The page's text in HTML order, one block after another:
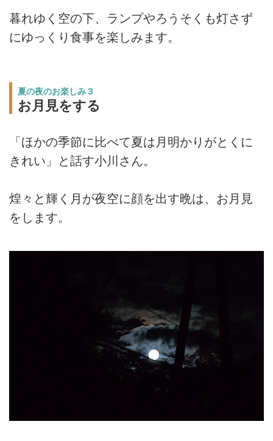
暮れゆく空の下、ランプやろうそくも灯さず
にゆっくり食事を楽しみます。
夏の夜のお楽しみ３
お月見をする
「ほかの季節に比べて夏は月明かりがとくに
きれい」と話す小川さん。
煌々と輝く月が夜空に顔を出す晩は、お月見
をします。